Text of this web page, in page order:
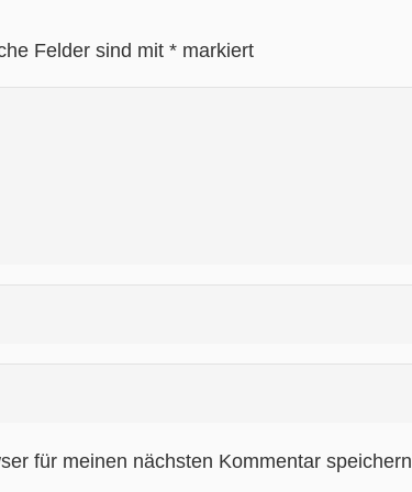
Felder sind mit * markiert
für meinen nächsten Kommentar